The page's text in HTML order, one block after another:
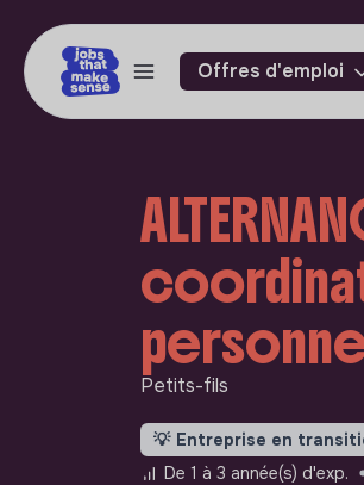
Offres d'emploi
Petits-fils
💡 Entreprise en
De 1 à 3 année(s) d'exp.